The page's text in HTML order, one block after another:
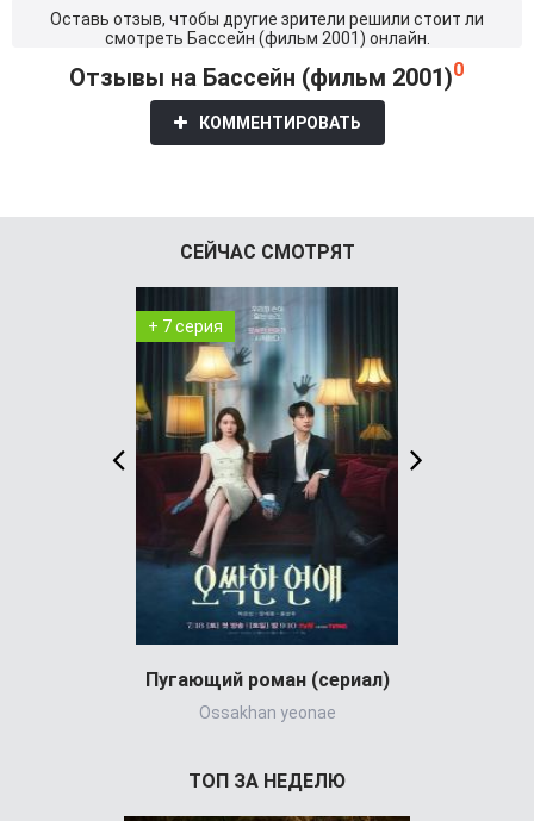
Оставь отзыв, чтобы другие зрители решили стоит ли
смотреть Бассейн (фильм 2001) онлайн.
Отзывы на Бассейн (фильм 2001)0
КОММЕНТИРОВАТЬ
СЕЙЧАС СМОТРЯТ
+ 7 серия
Пугающий роман (сериал)
Ossakhan yeonae
ТОП ЗА НЕДЕЛЮ